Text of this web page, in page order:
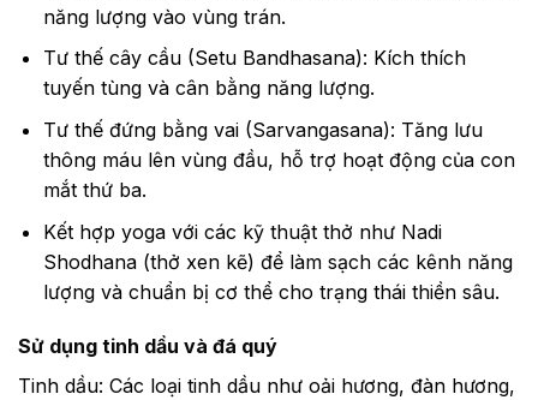
năng lượng vào vùng trán.
Tư thế cây cầu (Setu Bandhasana): Kích thích
tuyến tùng và cân bằng năng lượng.
Tư thế đứng bằng vai (Sarvangasana): Tăng lưu
thông máu lên vùng đầu, hỗ trợ hoạt động của con
mắt thứ ba.
Kết hợp yoga với các kỹ thuật thở như Nadi
Shodhana (thở xen kẽ) để làm sạch các kênh năng
lượng và chuẩn bị cơ thể cho trạng thái thiền sâu.
Sử dụng tinh dầu và đá quý
Tinh dầu: Các loại tinh dầu như oải hương, đàn hương,